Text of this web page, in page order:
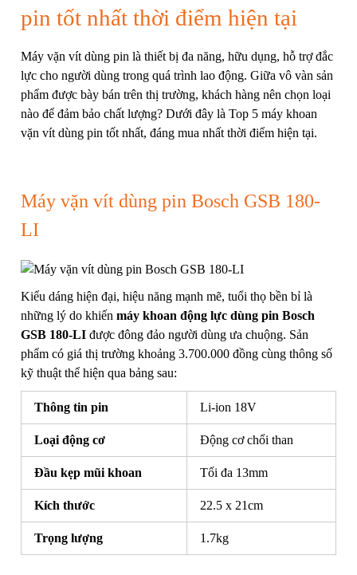
pin tốt nhất thời điểm hiện tại
Máy vặn vít dùng pin là thiết bị đa năng, hữu dụng, hỗ trợ đắc
lực cho người dùng trong quá trình lao động. Giữa vô vàn sản
phẩm được bày bán trên thị trường, khách hàng nên chọn loại
nào để đảm bảo chất lượng? Dưới đây là Top 5 máy khoan
vặn vít dùng pin tốt nhất, đáng mua nhất thời điểm hiện tại.
Máy vặn vít dùng pin Bosch GSB 180-
LI
Kiểu dáng hiện đại, hiệu năng mạnh mẽ, tuổi thọ bền bỉ là
những lý do khiến máy khoan động lực dùng pin Bosch
GSB 180-LI được đông đảo người dùng ưa chuộng. Sản
phẩm có giá thị trường khoảng 3.700.000 đồng cùng thông số
kỹ thuật thể hiện qua bảng sau:
Thông tin pin Li-ion 18V
Loại động cơ Động cơ chổi than
Đầu kẹp mũi khoan Tối đa 13mm
Kích thước 22.5 x 21cm
Trọng lượng 1.7kg